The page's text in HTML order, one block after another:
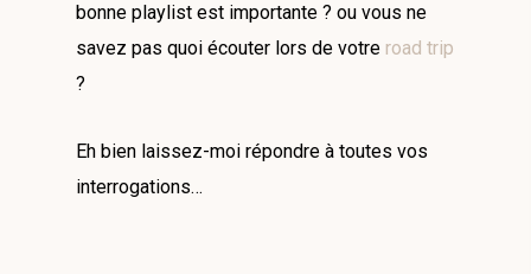
bonne playlist est importante ? ou vous ne
savez pas quoi écouter lors de votre road trip
?
Eh bien laissez-moi répondre à toutes vos
interrogations…